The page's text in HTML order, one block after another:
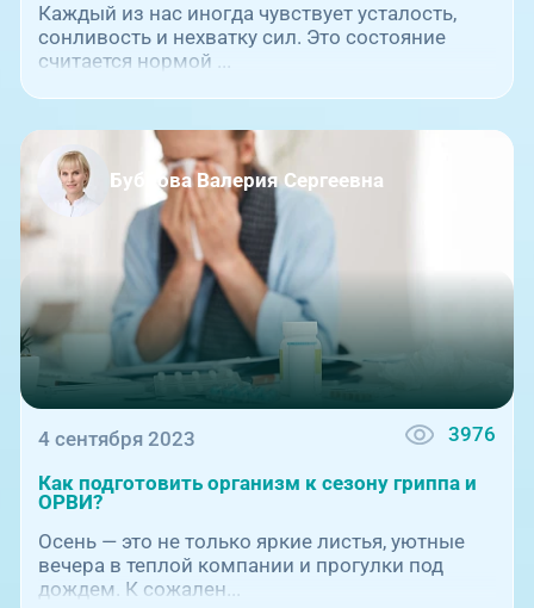
Каждый из нас иногда чувствует усталость,
сонливость и нехватку сил. Это состояние
считается нормой ...
Бубнова Валерия Сергеевна
4 сентября 2023 3976
Как подготовить организм к сезону гриппа и
ОРВИ?
Осень — это не только яркие листья, уютные
вечера в теплой компании и прогулки под
дождем. К сожален...